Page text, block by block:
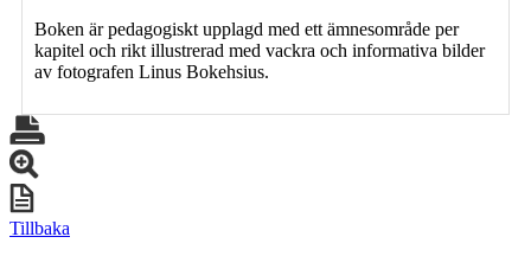
Boken är pedagogiskt upplagd med ett ämnesområde per
kapitel och rikt illustrerad med vackra och informativa bilder
av fotografen Linus Bokehsius.
Tillbaka